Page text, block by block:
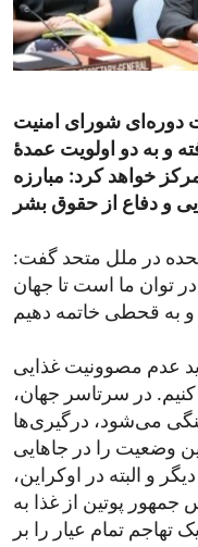
ENVIRONMENT AND
IDEALS AND
دوره‌ای شورای امنیت
و به دو اولویت عمدۀ
خواهد کرد: مبارزه
در ملل متحد گفت:
توان ما است تا جهان
عدم مصوونیت غذایی
در سرتاسر جهان،
می‌شود، درگیری‌ها
را در جاهایی
و البته در اوکراین،
پوتین از غذا به
تهاجم تمام عیار را بر